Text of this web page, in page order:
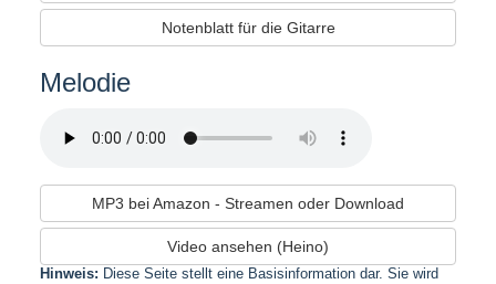
Notenblatt für die Gitarre
Melodie
MP3 bei Amazon - Streamen oder Download
Video ansehen (Heino)
Hinweis: Diese Seite stellt eine Basisinformation dar. Sie wird